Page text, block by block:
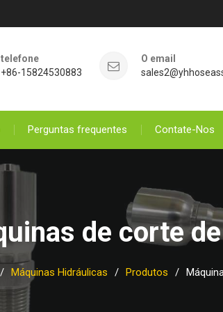
telefone
+86-15824530883
O email
Perguntas frequentes Contate-Nos
de corte
Máquinas Hidráulicas Produtos